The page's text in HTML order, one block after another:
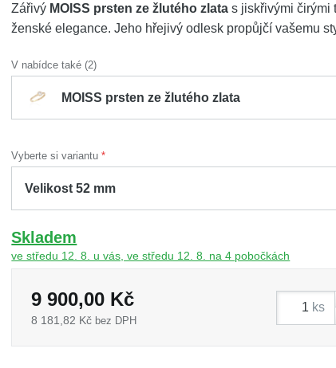
Zářivý MOISS prsten ze žlutého zlata s jiskřivými čirými
ženské elegance. Jeho hřejivý odlesk propůjčí vašemu
V nabídce také (2)
MOISS prsten ze žlutého zlata
Vyberte si variantu
Skladem
ve středu 12. 8. u vás, ve středu 12. 8. na 4 pobočkách
9 900,00 Kč
8 181,82 Kč bez DPH
ks